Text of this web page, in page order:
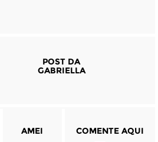
POST DA
GABRIELLA
AMEI
COMENTE AQUI